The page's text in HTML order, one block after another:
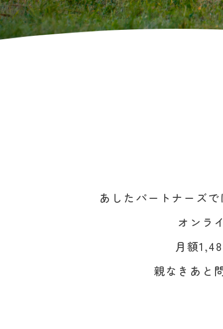
あしたパートナーズ
オンラ
月額
親なきあと